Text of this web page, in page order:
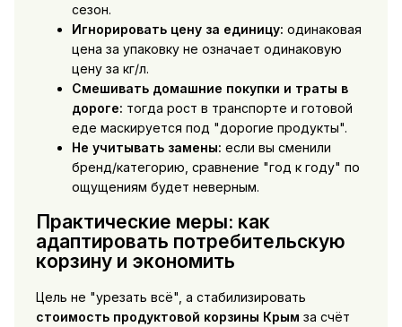
сезон.
Игнорировать цену за единицу: одинаковая
цена за упаковку не означает одинаковую
цену за кг/л.
Смешивать домашние покупки и траты в
дороге: тогда рост в транспорте и готовой
еде маскируется под "дорогие продукты".
Не учитывать замены: если вы сменили
бренд/категорию, сравнение "год к году" по
ощущениям будет неверным.
Практические меры: как
адаптировать потребительскую
корзину и экономить
Цель не "урезать всё", а стабилизировать
стоимость продуктовой корзины Крым за счёт